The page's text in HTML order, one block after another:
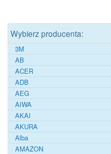
Wybierz producenta:
3M
AB
ACER
ADB
AEG
AIWA
AKAI
AKURA
Alba
AMAZON